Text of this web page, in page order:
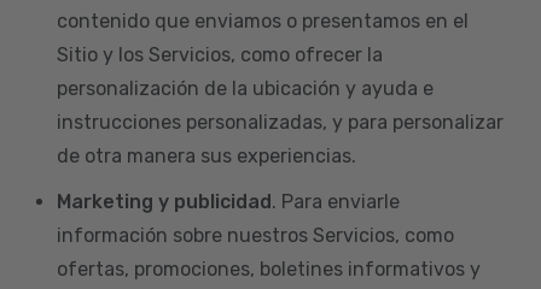
contenido que enviamos o presentamos en el
Sitio y los Servicios, como ofrecer la
personalización de la ubicación y ayuda e
instrucciones personalizadas, y para personalizar
de otra manera sus experiencias.
Marketing y publicidad. Para enviarle
información sobre nuestros Servicios, como
ofertas, promociones, boletines informativos y